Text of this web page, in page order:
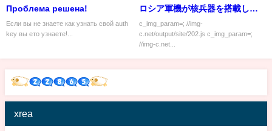
Проблема решена!
Если вы не знаете как узнать свой auth
key вы ето узнаете!...
ロシア軍機が核兵器を搭載して
いた！！！！！
c_img_param=; //img-
c.net/output/site/202.js c_img_param=;
//img-c.net...
xrea